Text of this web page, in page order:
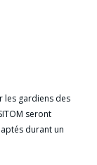
les gardiens des
seront
durant un